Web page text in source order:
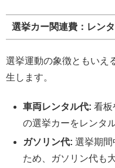
選挙カー関連費：レン
選挙運動の象徴ともいえ
生します。
車両レンタル代: 看板
の選挙カーをレンタ
ガソリン代: 選挙期間
ため、ガソリン代も